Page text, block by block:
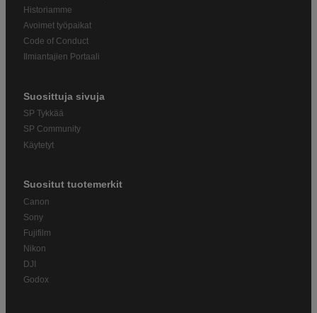
Historiamme
Avoimet työpaikat
Code of Conduct
Ilmiantajien Portaali
Suosittuja sivuja
SP Tykkää
SP Community
Käytetyt
Suositut tuotemerkit
Canon
Sony
Fujifilm
Nikon
DJI
Godox